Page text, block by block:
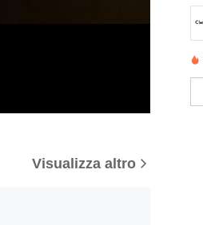
Visualizza altro